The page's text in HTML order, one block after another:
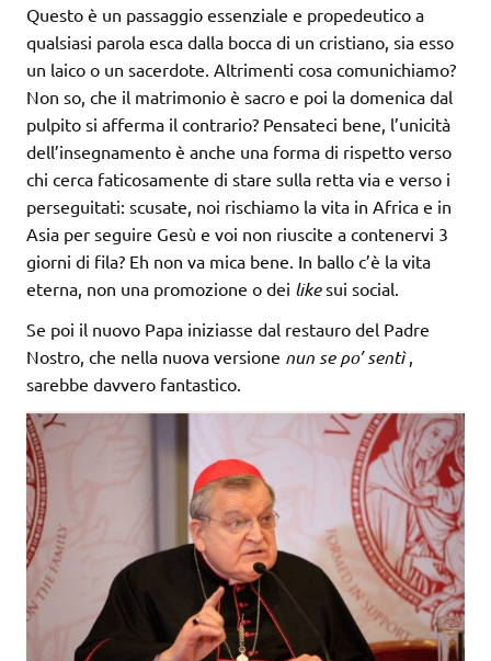
Questo è un passaggio essenziale e propedeutico a
qualsiasi parola esca dalla bocca di un cristiano, sia esso
un laico o un sacerdote. Altrimenti cosa comunichiamo?
Non so, che il matrimonio è sacro e poi la domenica dal
pulpito si afferma il contrario? Pensateci bene, l’unicità
dell’insegnamento è anche una forma di rispetto verso
chi cerca faticosamente di stare sulla retta via e verso i
perseguitati: scusate, noi rischiamo la vita in Africa e in
Asia per seguire Gesù e voi non riuscite a contenervi 3
giorni di fila? Eh non va mica bene. In ballo c’è la vita
eterna, non una promozione o dei likesui social.
Se poi il nuovo Papa iniziasse dal restauro del Padre
Nostro, che nella nuova versione nun se po’ sentì,
sarebbe davvero fantastico.